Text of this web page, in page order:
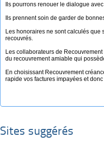
Ils pourrons renouer le dialogue
Ils prennent soin de garder de
Les honoraires ne sont calculés
recouvrés.
Les collaborateurs de
du recouvrement amiable qui
En choisissant Recouvrement
rapide vos factures impayées et
Sites suggérés